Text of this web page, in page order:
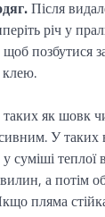
Після
річ у
позбутися
клею.
як шовк
У таких
суміші теплої
а потім
пляма